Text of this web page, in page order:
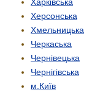
Херсонська
Хмельницька
Черкаська
Чернівецька
Чернігівська
м.Київ